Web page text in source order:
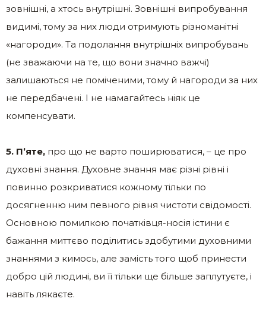
зовнішні, а хтось внутрішні. Зовнішні випробування
видимі, тому за них люди отримують різноманітні
«нагороди». Та подолання внутрішніх випробувань
(не зважаючи на те, що вони значно важчі)
залишаються не поміченими, тому й нагороди за них
не передбачені. І не намагайтесь ніяк це
компенсувати.
5. П’яте, про що не варто поширюватися, – це про
духовні знання. Духовне знання має різні рівні і
повинно розкриватися кожному тільки по
досягненню ним певного рівня чистоти свідомості.
Основною помилкою початківця-носія істини є
бажання миттєво поділитись здобутими духовними
знаннями з кимось, але замість того щоб принести
добро цій людині, ви її тільки ще більше заплутуєте, і
навіть лякаєте.